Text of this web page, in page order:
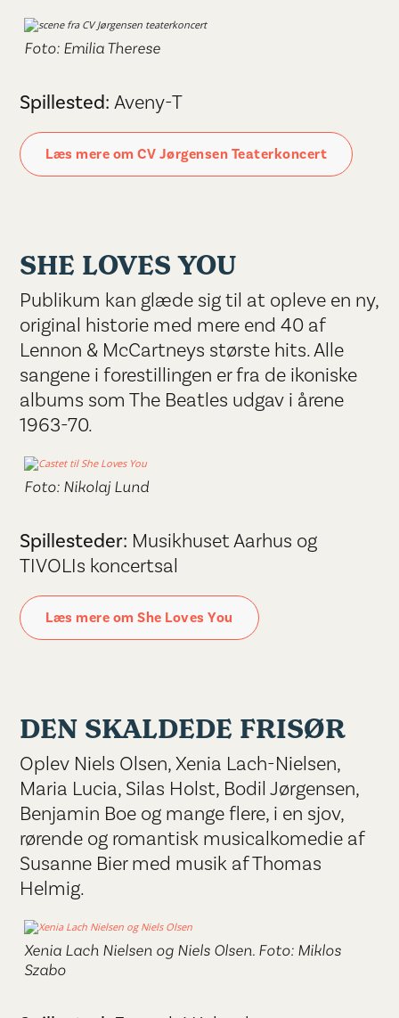
Foto: Emilia Therese
Spillested:Aveny-T
Læs mere om CV Jørgensen Teaterkoncert
SHE LOVES YOU
Publikum kan glæde sig til at opleve en ny,
original historie med mere end 40 af
Lennon & McCartneys største hits. Alle
sangene i forestillingen er fra de ikoniske
albums som The Beatles udgav i årene
1963-70.
Foto: Nikolaj Lund
Spillesteder: Musikhuset Aarhus og
TIVOLIs koncertsal
Læs mere om She Loves You
DEN SKALDEDE FRISØR
Oplev Niels Olsen, Xenia Lach-Nielsen,
Maria Lucia, Silas Holst, Bodil Jørgensen,
Benjamin Boe og mange flere, i en sjov,
rørende og romantisk musicalkomedie af
Susanne Bier med musik af Thomas
Helmig.
Xenia Lach Nielsen og Niels Olsen. Foto: Miklos
Szabo